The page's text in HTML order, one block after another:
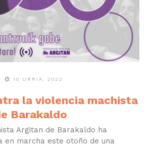
10 URRIA, 2022
la violencia machista
Barakaldo
Argitan de Barakaldo ha
en marcha este otoño de una